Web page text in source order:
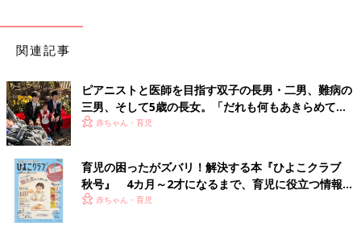
関連記事
ピアニストと医師を目指す双子の長男・二男、難病の
三男、そして5歳の長女。「だれも何もあきらめてほ
しくない」母の思い
赤ちゃん・育児
育児の困ったがズバリ！解決する本『ひよこクラブ
秋号』 4カ月～2才になるまで、育児に役立つ情報が
いっぱい！
赤ちゃん・育児